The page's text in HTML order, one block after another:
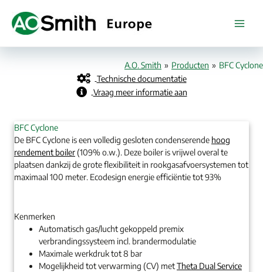
naar
A.O. Smith » Producten » BFC Cyclone
Technische documentatie
Vraag meer informatie aan
BFC Cyclone
De BFC Cyclone is een volledig gesloten condenserende hoog
rendement boiler (109% o.w.). Deze boiler is vrijwel overal te
plaatsen dankzij de grote flexibiliteit in rookgasafvoersystemen tot
maximaal 100 meter. Ecodesign energie efficiëntie tot 93%
Kenmerken
Automatisch gas/lucht gekoppeld premix
verbrandingssysteem incl. brandermodulatie
Maximale werkdruk tot 8 bar
Mogelijkheid tot verwarming (CV) metTheta Dual Service